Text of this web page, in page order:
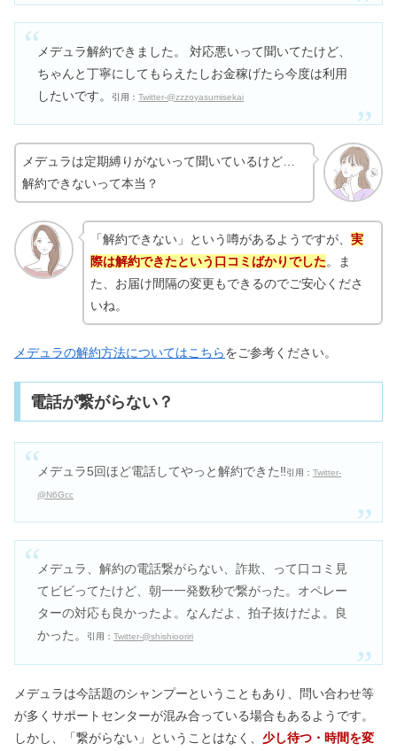
メデュラ解約できました。 対応悪いって聞いてたけど、
ちゃんと丁寧にしてもらえたしお金稼げたら今度は利用
したいです。
引用：Twitter-@zzzoyasumisekai
メデュラは定期縛りがないって聞いているけど…
解約できないって本当？
「解約できない」という噂があるようですが、 実
際は解約できたという口コミばかりでした。ま
た、お届け間隔の変更もできるのでご安心くださ
いね。
メデュラの解約方法についてはこちらをご参考ください。
電話が繋がらない？
メデュラ5回ほど電話してやっと解約できた‼︎引用：Twitter-
@N6Gcc
メデュラ、解約の電話繋がらない、詐欺、って口コミ見
てビビってたけど、朝一一発数秒で繋がった。オペレー
ターの対応も良かったよ。なんだよ、拍子抜けだよ。良
かった。
引用：Twitter-@shishiooriri
メデュラは今話題のシャンプーということもあり、問い合わせ等
が多くサポートセンターが混み合っている場合もあるようです。
しかし、「繋がらない」ということはなく、 少し待つ・時間を変